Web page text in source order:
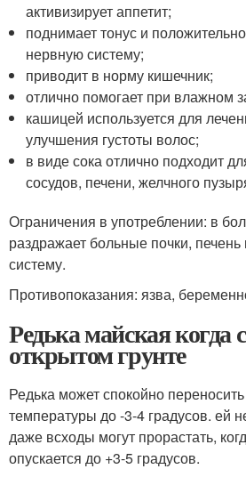
активизирует аппетит;
поднимает тонус и
нервную систему;
приводит в норму кишечник;
отлично помогает при влажном
кашицей используется для
улучшения густоты волос;
в виде сока отлично подходит
сосудов, печени, желчного
Ограничения в употреблении: в
раздражает больные почки,
систему.
Противопоказания: язва,
Редька майская когда
открытом грунте
Редька может спокойно
температуры до -3-4 градусов. ей
даже всходы могут прорастать,
опускается до +3-5 градусов.